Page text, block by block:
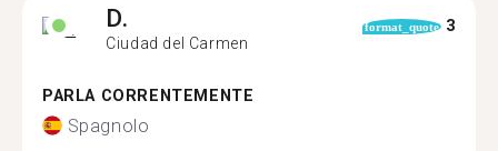
D.
Ciudad del Carmen
format_quote 3
PARLA CORRENTEMENTE
Spagnolo